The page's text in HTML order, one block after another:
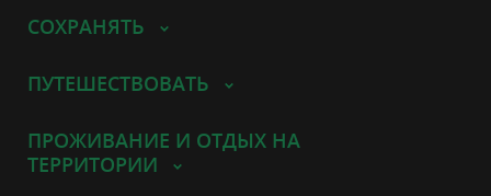
СОХРАНЯТЬ
ПУТЕШЕСТВОВАТЬ
ПРОЖИВАНИЕ И ОТДЫХ НА
ТЕРРИТОРИИ